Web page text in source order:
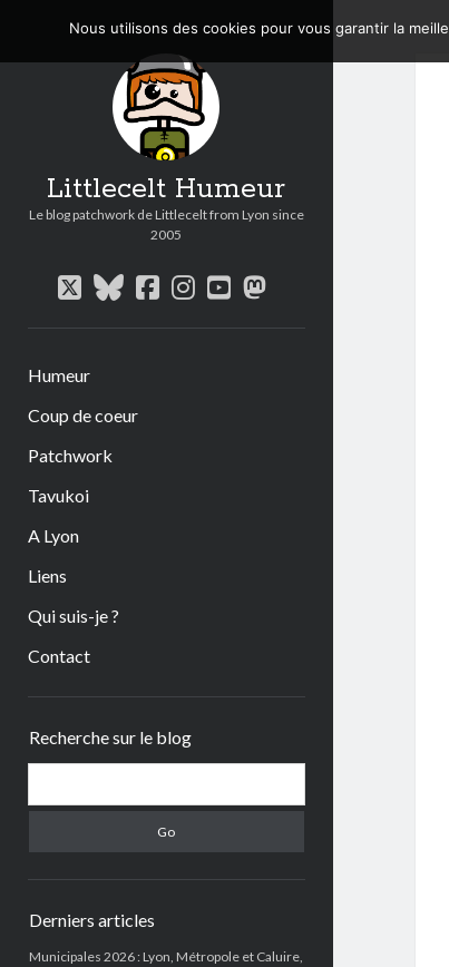
Littlecelt Humeur
Le blog patchwork de Littlecelt from Lyon since
2005
twitterbluesky
facebook
instagram
youtube
mastodon
Humeur
Coup de coeur
Patchwork
Tavukoi
A Lyon
Liens
Qui suis-je ?
Contact
Recherche sur le blog
Derniers articles
Municipales 2026 : Lyon, Métropole et Caluire,
Nous utilisons des cookies pour vous garantir la